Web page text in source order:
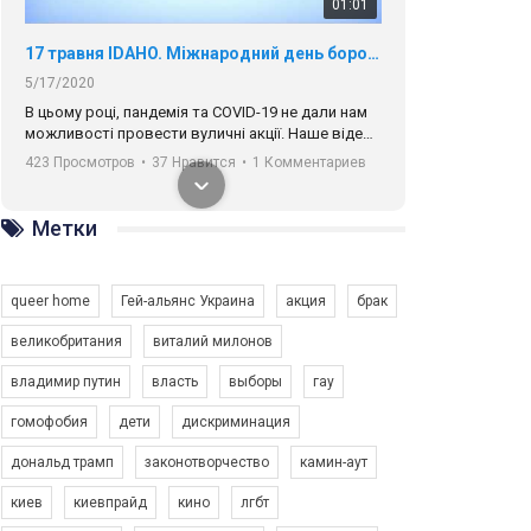
01:01
17 травня IDAHO. Міжнародний день боротьби з гомофобією трансфобією і біфобія.
5/17/2020
В цьому році, пандемія та COVІD-19 не дали нам
можливості провести вуличні акції. Наше відео-
звернення про те, що навіть коли ми у різних
містах та не можемо зустрінеться, ми разом. Ми
закликаємо всіх хто поділяє цінності рівності та
солідарності, приєднатися до нас. Регіональні
підрозділи ГАУ є в 16 областях України.
423 Просмотров • 37 Нравится • 1 Комментариев
Зупинимо насильство проти ЛГБТ в Україні! Stop violence against LGBT in Ukraine!
Емоційний та вражаючий промо-ролік на
Метки
queer home Гей-альянс Украина акция брак
великобритания виталий милонов
владимир путин власть выборы гау
гомофобия дети дискриминация
дональд трамп законотворчество камин-аут
киев киевпрайд кино лгбт